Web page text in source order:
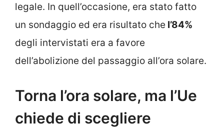
legale. In quell’occasione, era stato fatto
un sondaggio ed era risultato che l’84%
degli intervistati era a favore
dell’abolizione del passaggio all’ora solare.
Torna l’ora solare, ma l’Ue
chiede di scegliere